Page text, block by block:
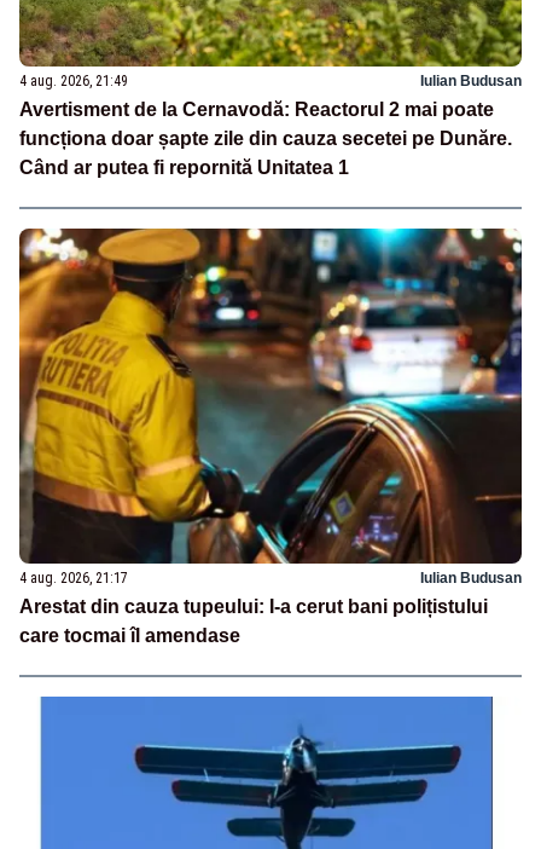
4 aug. 2026, 21:49 Iulian Budusan
Avertisment de la Cernavodă: Reactorul 2 mai poate
funcționa doar șapte zile din cauza secetei pe Dunăre.
Când ar putea fi repornită Unitatea 1
4 aug. 2026, 21:17 Iulian Budusan
Arestat din cauza tupeului: I-a cerut bani polițistului
care tocmai îl amendase